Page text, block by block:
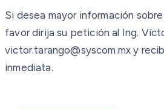
Si desea mayor información
favor dirija su petición al Ing.
victor.tarango@syscom.mx y
inmediata.